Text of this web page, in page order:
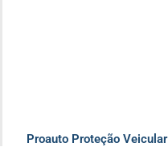
Proauto Proteção Veicular